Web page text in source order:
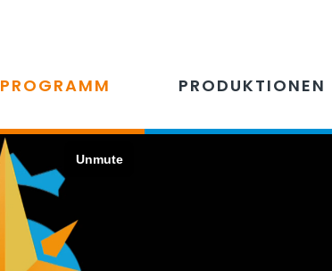
PROGRAMM PRODUKTIONEN